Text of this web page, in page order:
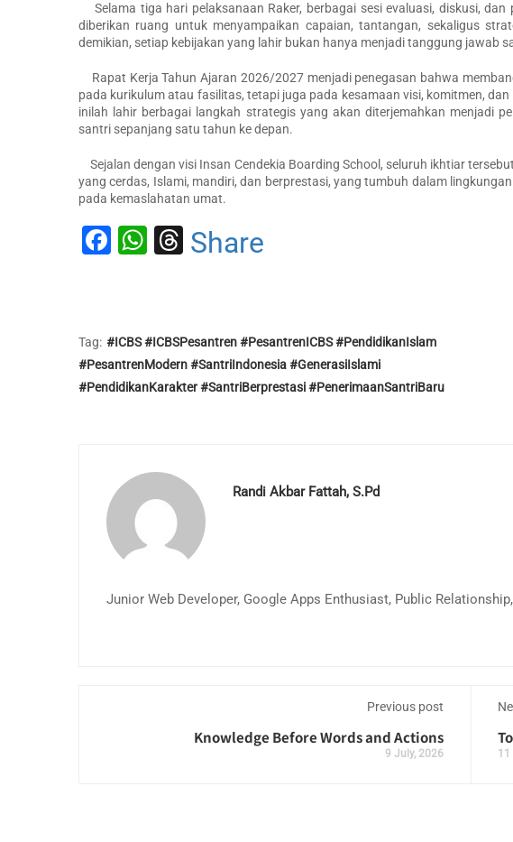
Selama tiga hari pelaksanaan Raker, berbagai sesi evaluasi, diskusi,
diberikan ruang untuk menyampaikan capaian, tantangan, sekaligus
demikian, setiap kebijakan yang lahir bukan hanya menjadi tanggung jawab
Rapat Kerja Tahun Ajaran 2026/2027 menjadi penegasan bahwa
pada kurikulum atau fasilitas, tetapi juga pada kesamaan visi, komitmen,
inilah lahir berbagai langkah strategis yang akan diterjemahkan menjadi
santri sepanjang satu tahun ke depan.
Sejalan dengan visi Insan Cendekia Boarding School, seluruh ikhtiar
yang cerdas, Islami, mandiri, dan berprestasi, yang tumbuh dalam
pada kemaslahatan umat.
Facebook
WhatsApp
Threads
Share
Tag: #ICBS #ICBSPesantren #PesantrenICBS #PendidikanIslam
#PesantrenModern #SantriIndonesia #GenerasiIslami
#PendidikanKarakter #SantriBerprestasi #PenerimaanSantriBaru
Randi Akbar Fattah, S.Pd
Junior Web Developer, Google Apps Enthusiast, Public
Previous post
Knowledge Before Words and Actions
9 July, 2026 11